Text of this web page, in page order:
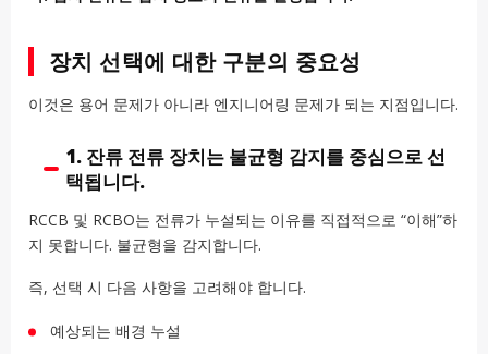
장치 선택에 대한 구분의 중요성
이것은 용어 문제가 아니라 엔지니어링 문제가 되는 지점입니다.
1. 잔류 전류 장치는 불균형 감지를 중심으로 선
택됩니다.
RCCB 및 RCBO는 전류가 누설되는 이유를 직접적으로 “이해”하
지 못합니다. 불균형을 감지합니다.
즉, 선택 시 다음 사항을 고려해야 합니다.
예상되는 배경 누설